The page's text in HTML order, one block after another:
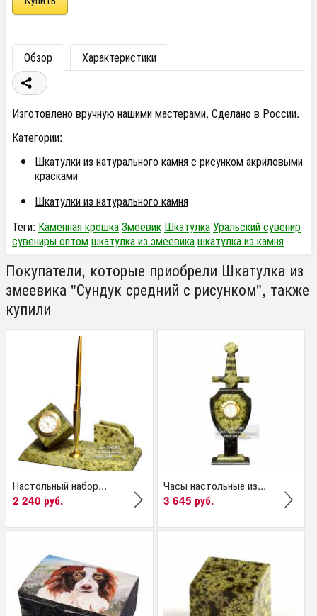
Обзор Характеристики
Изготовлено вручную нашими мастерами. Сделано в России.
Категории:
Шкатулки из натурального камня с рисунком акриловыми
красками
Шкатулки из натурального камня
Теги: Каменная крошкаЗмеевик Шкатулка Уральский сувенир
сувениры оптомшкатулка из змеевикашкатулка из камня
Покупатели, которые приобрели Шкатулка из
змеевика "Сундук средний с рисунком", также
купили
Настольный набор...
2 240 руб.
Часы настольные из...
3 645 руб.